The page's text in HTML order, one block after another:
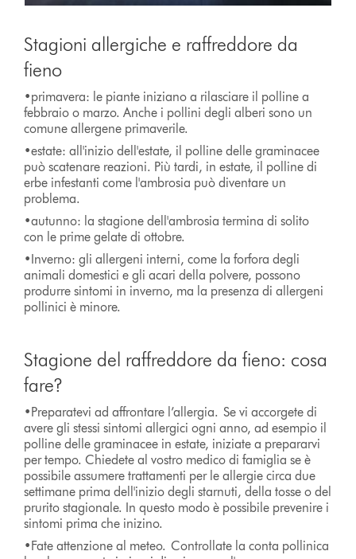
Stagioni allergiche e raffreddore da
fieno
•primavera: le piante iniziano a rilasciare il polline a
febbraio o marzo. Anche i pollini degli alberi sono un
comune allergene primaverile.
•estate: all'inizio dell'estate, il polline delle graminacee
può scatenare reazioni. Più tardi, in estate, il polline di
erbe infestanti come l'ambrosia può diventare un
problema.
•autunno: la stagione dell'ambrosia termina di solito
con le prime gelate di ottobre.
•Inverno: gli allergeni interni, come la forfora degli
animali domestici e gli acari della polvere, possono
produrre sintomi in inverno, ma la presenza di allergeni
pollinici è minore.
Stagione del raffreddore da fieno: cosa
fare?
•Preparatevi ad affrontare l’allergia. Se vi accorgete di
avere gli stessi sintomi allergici ogni anno, ad esempio il
polline delle graminacee in estate, iniziate a prepararvi
per tempo. Chiedete al vostro medico di famiglia se è
possibile assumere trattamenti per le allergie circa due
settimane prima dell'inizio degli starnuti, della tosse o del
prurito stagionale. In questo modo è possibile prevenire i
sintomi prima che inizino.
•Fate attenzione al meteo. Controllate la conta pollinica